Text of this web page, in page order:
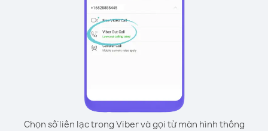
Chọn số liên lạc trong Viber và gọi từ màn hình thông